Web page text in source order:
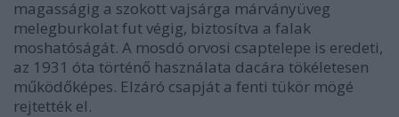
magasságig a szokott vajsárga márványüveg
melegburkolat fut végig, biztosítva a falak
moshatóságát. A mosdó orvosi csaptelepe is eredeti,
az 1931 óta történő használata dacára tökéletesen
működőképes. Elzáró csapját a fenti tükör mögé
rejtették el.